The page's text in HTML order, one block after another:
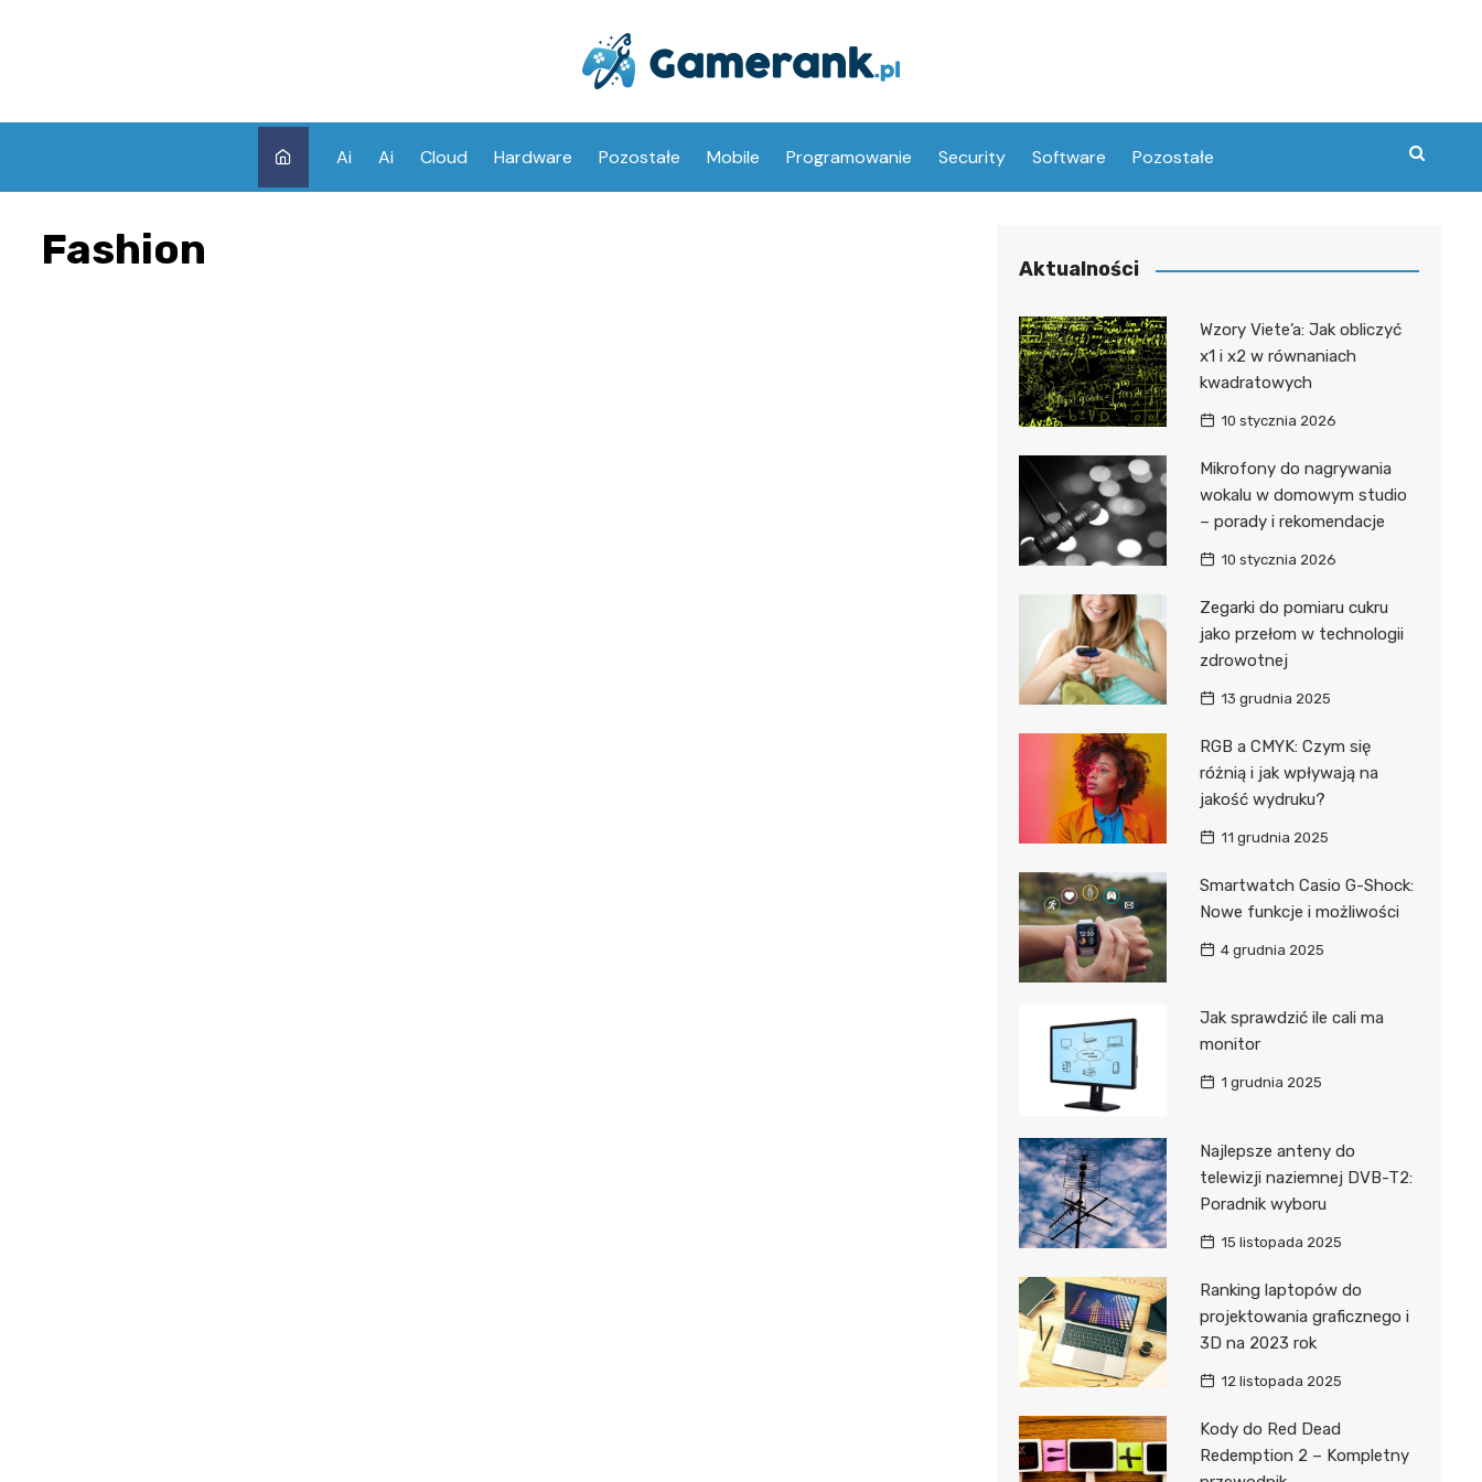
Ai Ai Cloud Hardware Pozostałe Mobile Programowanie Security Software Pozostałe
Fashion Aktualności
Wzory Viete’a: Jak obliczyć
x1 i x2 w równaniach
kwadratowych
10 stycznia 2026
Mikrofony do nagrywania
wokalu w domowym studio
– porady i rekomendacje
10 stycznia 2026
Zegarki do pomiaru cukru
jako przełom w technologii
zdrowotnej
13 grudnia 2025
RGB a CMYK: Czym się
różnią i jak wpływają na
jakość wydruku?
11 grudnia 2025
Smartwatch Casio G-Shock:
Nowe funkcje i możliwości
4 grudnia 2025
Jak sprawdzić ile cali ma
monitor
1 grudnia 2025
Najlepsze anteny do
telewizji naziemnej DVB-T2:
Poradnik wyboru
15 listopada 2025
Ranking laptopów do
projektowania graficznego i
3D na 2023 rok
12 listopada 2025
Kody do Red Dead
Redemption 2 – Kompletny